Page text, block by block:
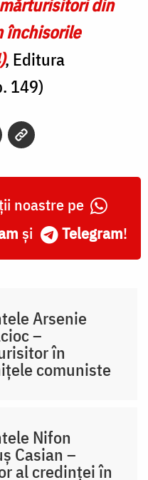
din
închisorile
, Editura
149)
noastre pe
și Telegram!
Arsenie
–
în
comuniste
Nifon
Casian –
al credinței în